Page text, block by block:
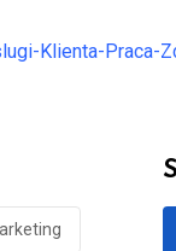
Klienta-Praca-